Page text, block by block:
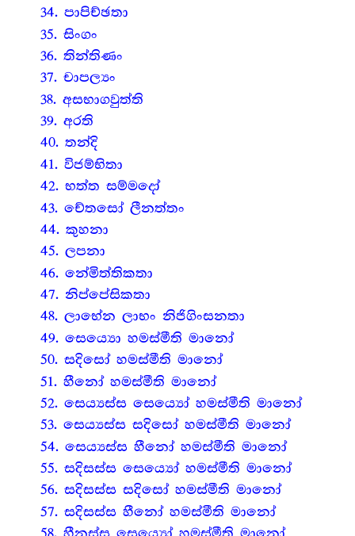
34. පාපිච්ඡතා
35. සිංගං
36. තින්තිණං
37. චාපල්‍යං
38. අසභාගවුත්ති
39. අරති
40. තන්දි
41. විජම්භිතා
42. භත්ත සම්මදෝ
43. චේතසෝ ලීනත්තං
44. කුහනා
45. ලපනා
46. නේමිත්තිකතා
47. නිප්පේසිකතා
48. ලාභේන ලාභං නිජිගිංසනතා
49. සෙය්‍යො හමස්මීති මානෝ
50. සදිසෝ හමස්මීති මානෝ
51. හීනෝ හමස්මීති මානෝ
52. සෙය්‍යස්ස සෙය්‍යෝ හමස්මීති මානෝ
53. සෙය්‍යස්ස සදිසෝ හමස්මීති මානෝ
54. සෙය්‍යස්ස හීනෝ හමස්මීති මානෝ
55. සදිසස්ස සෙය්‍යෝ හමස්මීති මානෝ
56. සදිසස්ස සදිසෝ හමස්මීති මානෝ
57. සදිසස්ස හීනෝ හමස්මීති මානෝ